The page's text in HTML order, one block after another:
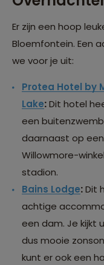
Er zijn een hoop
Bloemfontein. Een
we voor je uit:
Protea Hotel by
Lake:Dit hotel
een
daarnaast op
Willowmore-
stadion.
Bains Lodge:Dit
achtige
een dam. Je kijkt
dus mooie
kunt er ook een